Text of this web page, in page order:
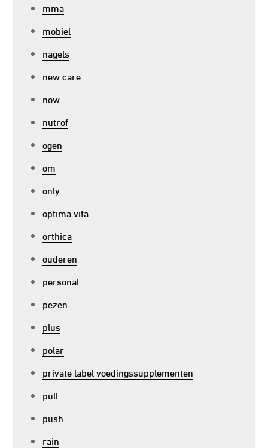
mma
mobiel
nagels
new care
now
nutrof
ogen
om
only
optima vita
orthica
ouderen
personal
pezen
plus
polar
private label voedingssupplementen
pull
push
rain